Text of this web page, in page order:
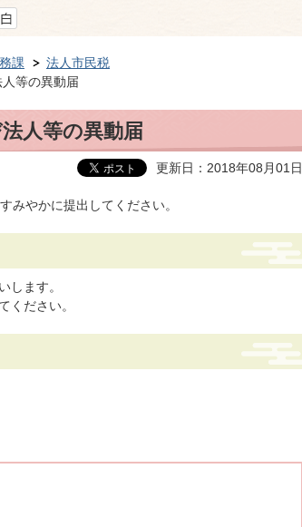
課
法人市民税
等の異動届
人等の異動届
更新日：2018年08月01日
みやかに提出してください。
します。
ください。